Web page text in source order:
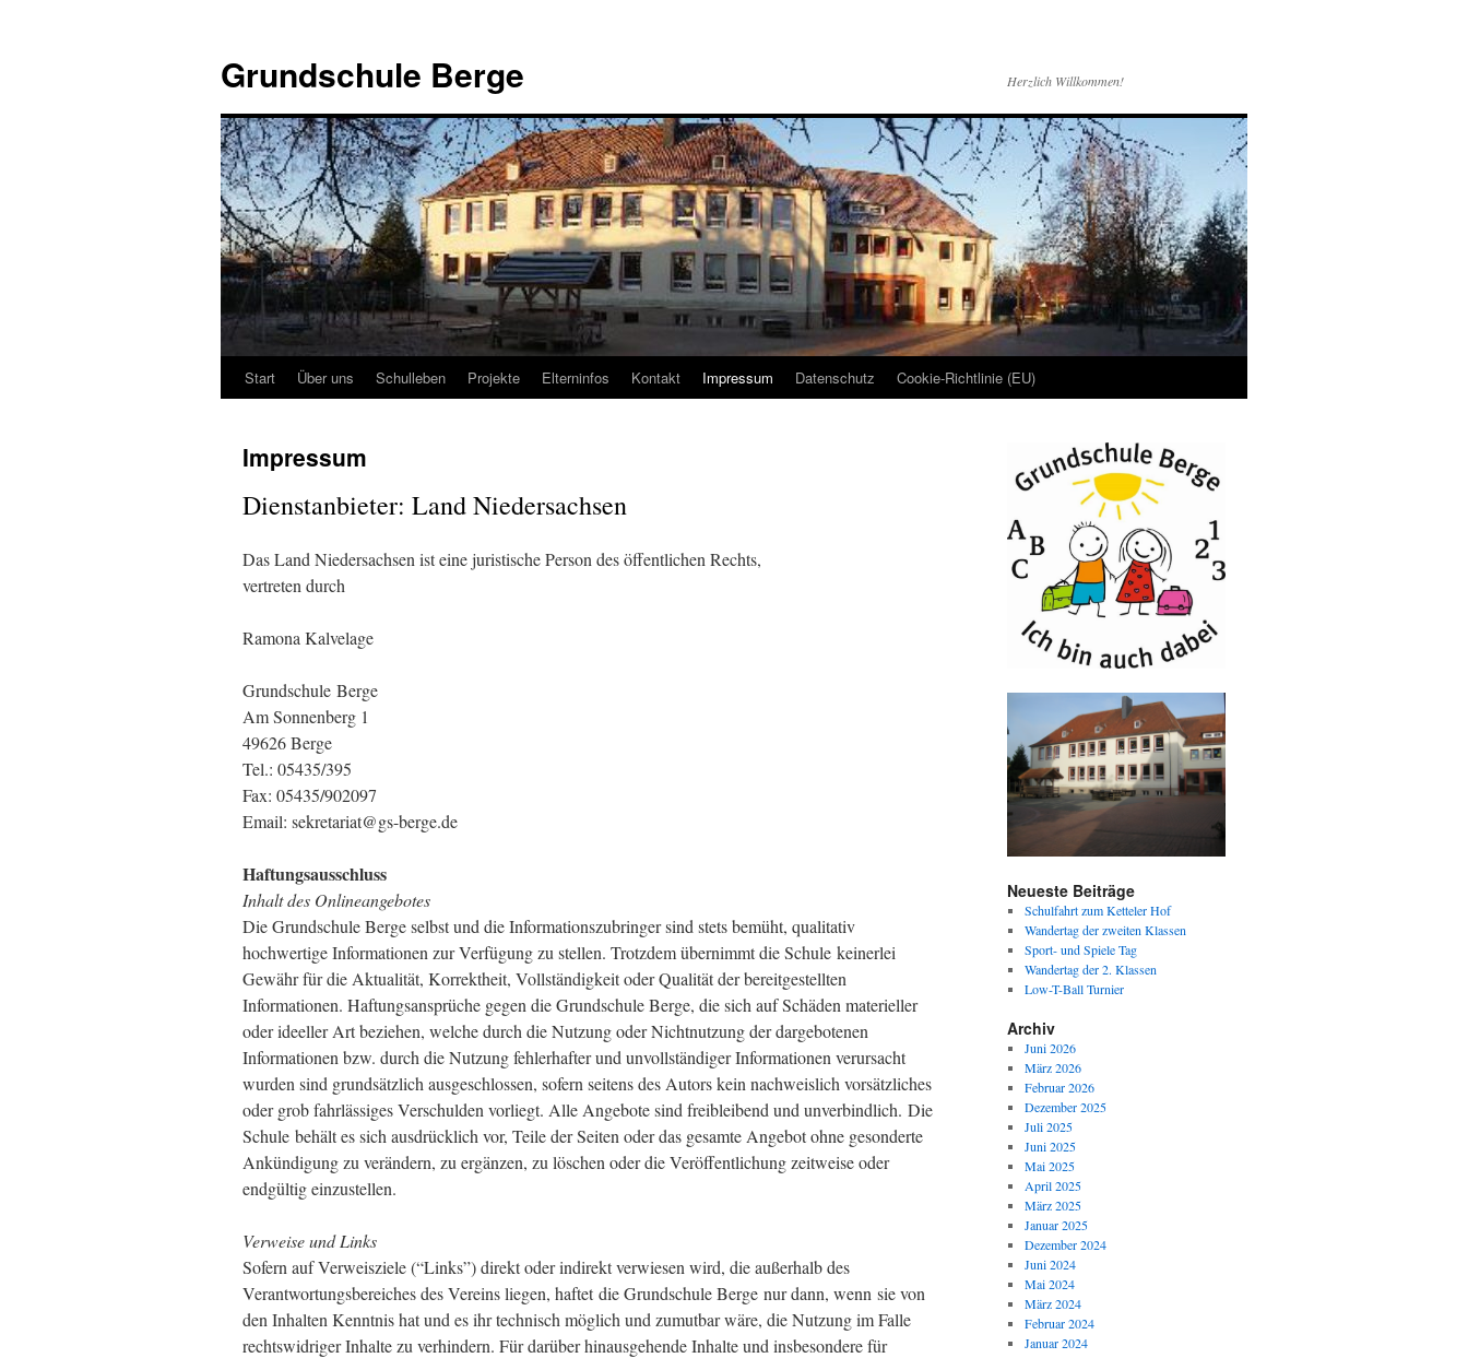
springen
Grundschule Berge Herzlich Willkommen!
Start Über uns Schulleben Projekte Elterninfos Kontakt Impressum Datenschutz Cookie-Richtlinie (EU)
Impressum
Dienstanbieter: Land Niedersachsen
Das Land Niedersachsen ist eine juristische Person des öffentlichen Rechts,
vertreten durch
Ramona Kalvelage
Grundschule Berge
Am Sonnenberg 1
49626 Berge
Tel.: 05435/395
Fax: 05435/902097
Email: sekretariat@gs-berge.de
Haftungsausschluss
Inhalt des Onlineangebotes
Die Grundschule Berge selbst und die Informationszubringer sind stets bemüht, qualitativ
hochwertige Informationen zur Verfügung zu stellen. Trotzdem übernimmt die Schule keinerlei
Gewähr für die Aktualität, Korrektheit, Vollständigkeit oder Qualität der bereitgestellten
Informationen. Haftungsansprüche gegen die Grundschule Berge, die sich auf Schäden materieller
oder ideeller Art beziehen, welche durch die Nutzung oder Nichtnutzung der dargebotenen
Informationen bzw. durch die Nutzung fehlerhafter und unvollständiger Informationen verursacht
wurden sind grundsätzlich ausgeschlossen, sofern seitens des Autors kein nachweislich vorsätzliches
oder grob fahrlässiges Verschulden vorliegt. Alle Angebote sind freibleibend und unverbindlich. Die
Schule behält es sich ausdrücklich vor, Teile der Seiten oder das gesamte Angebot ohne gesonderte
Ankündigung zu verändern, zu ergänzen, zu löschen oder die Veröffentlichung zeitweise oder
endgültig einzustellen.
Verweise und Links
Sofern auf Verweisziele (“Links”) direkt oder indirekt verwiesen wird, die außerhalb des
Verantwortungsbereiches des Vereins liegen, haftet die Grundschule Berge nur dann, wenn sie von
den Inhalten Kenntnis hat und es ihr technisch möglich und zumutbar wäre, die Nutzung im Falle
rechtswidriger Inhalte zu verhindern. Für darüber hinausgehende Inhalte und insbesondere für
Neueste Beiträge
Schulfahrt zum Ketteler Hof
Wandertag der zweiten Klassen
Sport- und Spiele Tag
Wandertag der 2. Klassen
Low-T-Ball Turnier
Archiv
Juni 2026
März 2026
Februar 2026
Dezember 2025
Juli 2025
Juni 2025
Mai 2025
April 2025
März 2025
Januar 2025
Dezember 2024
Juni 2024
Mai 2024
März 2024
Februar 2024
Januar 2024